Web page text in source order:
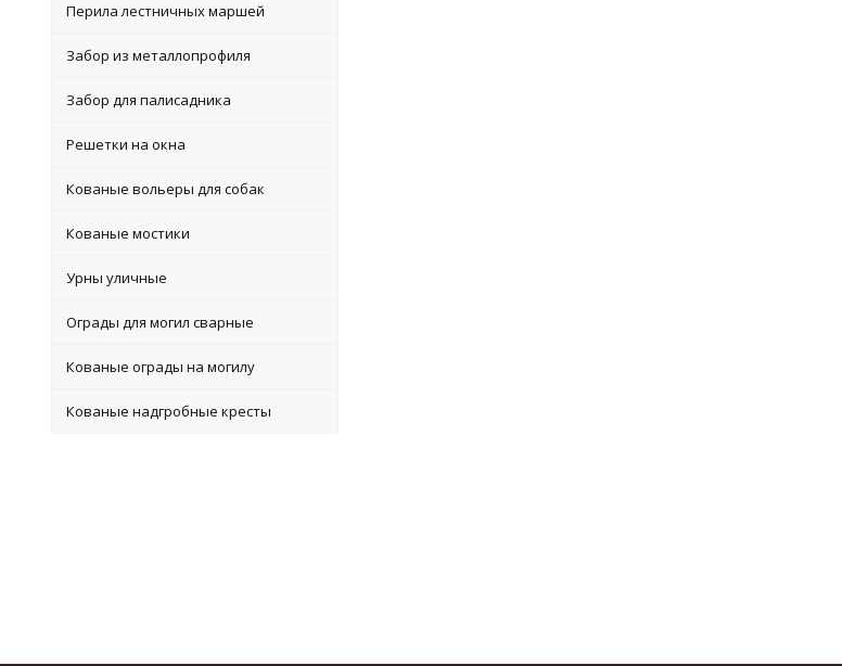
Перила лестничных маршей
Забор из металлопрофиля
Забор для палисадника
Решетки на окна
Кованые вольеры для собак
Кованые мостики
Урны уличные
Ограды для могил сварные
Кованые ограды на могилу
Кованые надгробные кресты